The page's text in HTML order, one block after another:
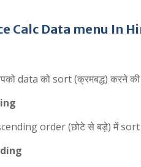
Calc Data menu In
data को sort (क्रमबद्ध) करने की
order (छोटे से बड़े) में sort